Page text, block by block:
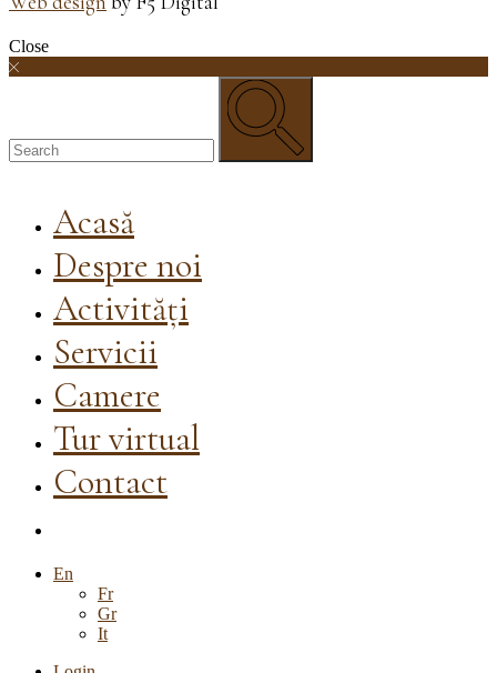
Close
Acasă
Despre noi
Activități
Servicii
Camere
Tur virtual
Contact
En
Fr
Gr
It